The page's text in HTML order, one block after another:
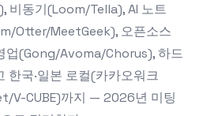
비동기(Loom/Tella), AI 노트
Otter/MeetGeek), 오픈소스
(Gong/Avoma/Chorus), 하드
국·일본 로컬(카카오워크
V-CUBE)까지 — 2026년 미팅